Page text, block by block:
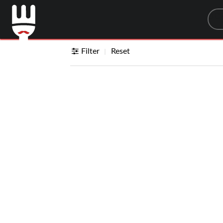
Filter Reset